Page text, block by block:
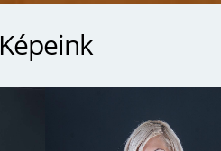
Képeink